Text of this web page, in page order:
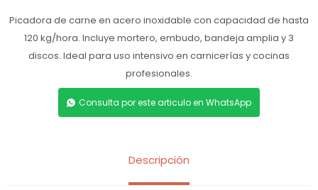
Picadora de carne en acero inoxidable con capacidad de hasta
120 kg/hora. Incluye mortero, embudo, bandeja amplia y 3
discos. Ideal para uso intensivo en carnicerías y cocinas
profesionales.
Consulta por este articulo en WhatsApp
Descripción